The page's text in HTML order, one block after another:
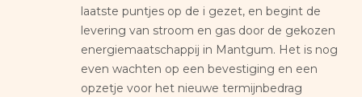
laatste puntjes op de i gezet, en begint de
levering van stroom en gas door de gekozen
energiemaatschappij in Mantgum. Het is nog
even wachten op een bevestiging en een
opzetje voor het nieuwe termijnbedrag